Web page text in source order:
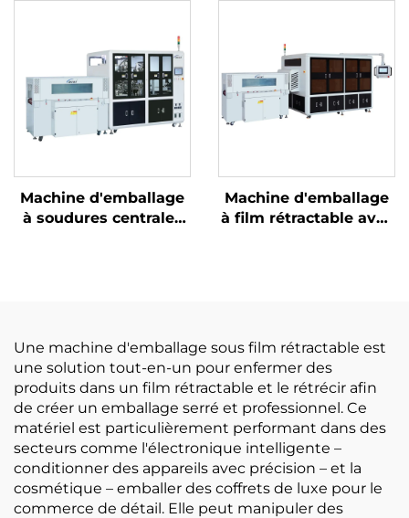
Machine d'emballage
à soudures centrales
Machine d'emballage
à film rétractable avec
Une machine d'emballage sous film rétractable est
une solution tout-en-un pour enfermer des
produits dans un film rétractable et le rétrécir afin
de créer un emballage serré et professionnel. Ce
matériel est particulièrement performant dans des
secteurs comme l'électronique intelligente –
conditionner des appareils avec précision – et la
cosmétique – emballer des coffrets de luxe pour le
commerce de détail. Elle peut manipuler des